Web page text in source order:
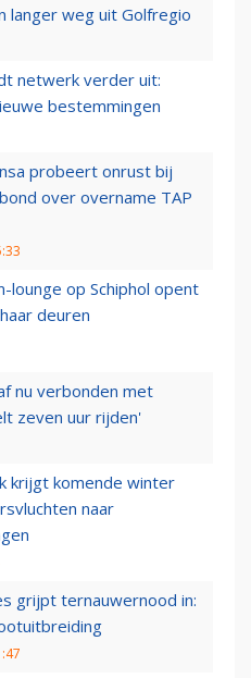
langer weg uit Golfregio
netwerk verder uit:
bestemmingen
probeert onrust bij
over overname TAP
lounge op Schiphol opent
deuren
nu verbonden met
zeven uur rijden'
krijgt komende winter
naar
grijpt ternauwernood in: